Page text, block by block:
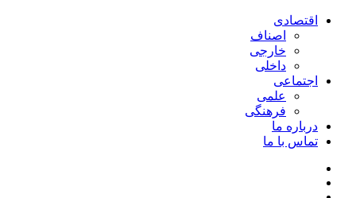
اقتصادی
اصناف
خارجی
داخلی
اجتماعی
علمی
فرهنگی
درباره ما
تماس با ما